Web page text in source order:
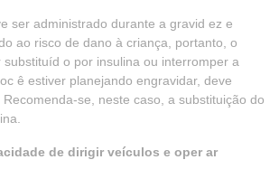
ser administrado durante a gravid ez e
ao risco de dano à criança, portanto, o
o por insulina ou interromper a
ê estiver planejando engravidar, deve
se, neste caso, a substituição do
de dirigir veículos e oper ar